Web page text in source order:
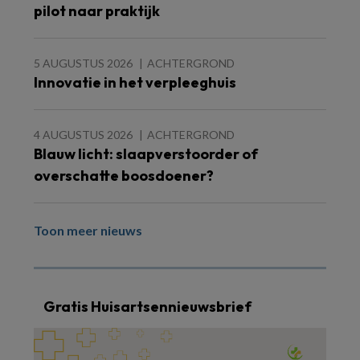
pilot naar praktijk
5 AUGUSTUS 2026 ACHTERGROND
Innovatie in het verpleeghuis
4 AUGUSTUS 2026 ACHTERGROND
Blauw licht: slaapverstoorder of
overschatte boosdoener?
Toon meer nieuws
Gratis Huisartsennieuwsbrief